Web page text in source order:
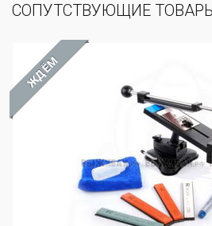
СОПУТСТВУЮЩИЕ